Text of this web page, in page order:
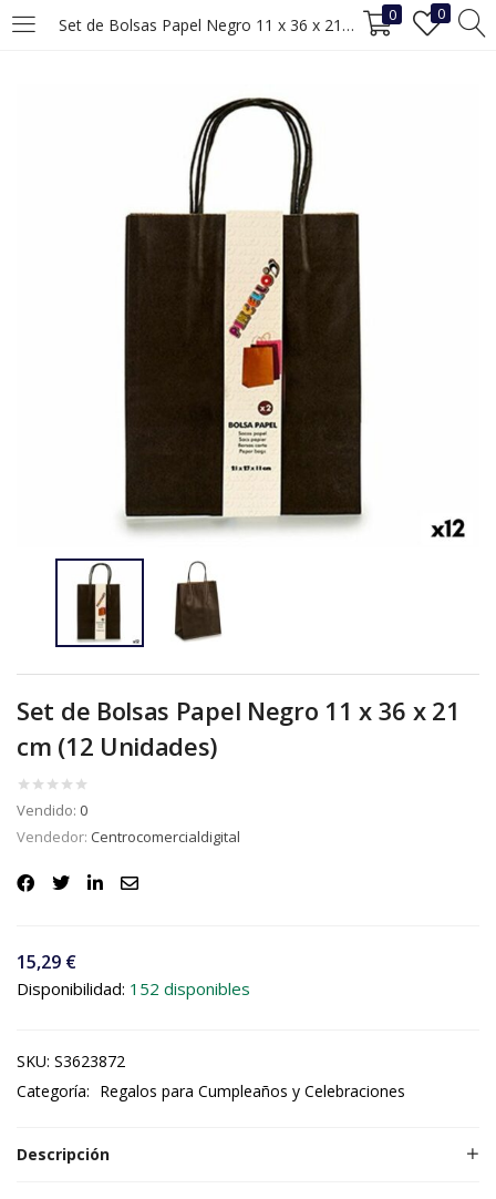
Set de Bolsas Papel Negro 11 x 36 x 21 cm (12 Unidades) 0 0
INICIAR SESIÓN REGISTRO
Ingrese su nombre de usuario y contraseña para iniciar sesión.
Iniciar Sesión
¿Ha perdido la contraseña?
Set de Bolsas Papel Negro 11 x 36 x 21
cm (12 Unidades)
Vendido: 0
Vendedor: Centrocomercialdigital
15,29 €
Disponibilidad: 152 disponibles
SKU: S3623872
Categoría: Regalos para Cumpleaños y Celebraciones
Descripción